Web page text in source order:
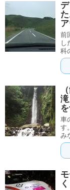
前
し
科
車
す
み